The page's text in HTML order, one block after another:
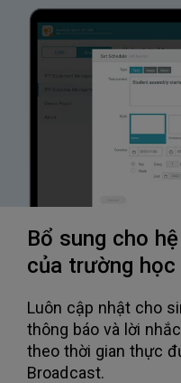
Bổ sung cho
của trường học
Luôn cập nhật cho
thông báo và lời
theo thời gian thực
Broadcast.